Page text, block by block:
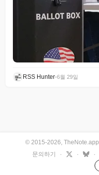
RSS Hunter•6월 29일
© 2015-2026, TheNote.app
문의하기
· · ·